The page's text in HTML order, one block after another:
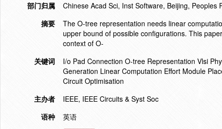
部门归属
Chinese Acad Sci, Inst Software, Beijing, Peoples
摘要
The O-tree representation needs linear
upper bound of possible configurations. This
context of O-
关键词
I/o Pad Connection O-tree Representation Vlsi
Generation Linear Computation Effort Module
Circuit Optimisation
主办者
IEEE, IEEE Circuits & Syst Soc
语种
英语